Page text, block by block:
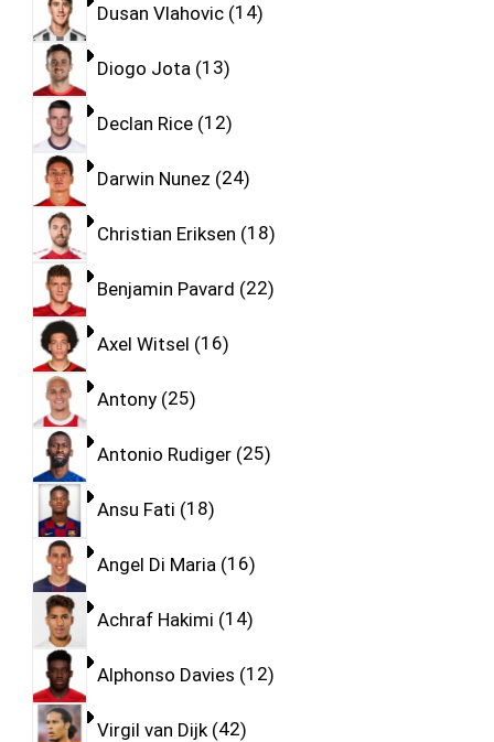
Dusan Vlahovic 14
Diogo Jota 13
Declan Rice 12
Darwin Nunez 24
Christian Eriksen 18
Benjamin Pavard 22
Axel Witsel 16
Antony 25
Antonio Rudiger 25
Ansu Fati 18
Angel Di Maria 16
Achraf Hakimi 14
Alphonso Davies 12
Virgil van Dijk 42